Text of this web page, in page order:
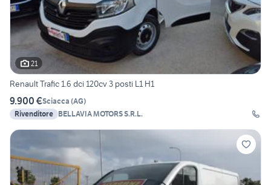
21
Renault Trafic 1.6 dci 120cv 3 posti L1 H1
9.900 €Sciacca (AG)
Rivenditore BELLAVIA MOTORS S.R.L.